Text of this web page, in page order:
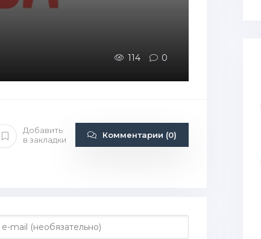
114 0
Добавить
в закладки
Комментарии (0)